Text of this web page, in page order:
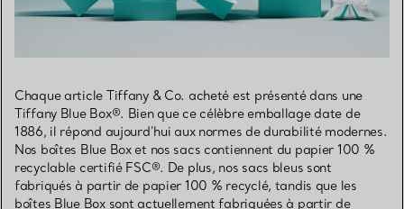
Chaque article Tiffany & Co. acheté est présenté dans une
Tiffany Blue Box®. Bien que ce célèbre emballage date de
1886, il répond aujourd’hui aux normes de durabilité modernes.
Nos boîtes Blue Box et nos sacs contiennent du papier 100 %
recyclable certifié FSC®. De plus, nos sacs bleus sont
fabriqués à partir de papier 100 % recyclé, tandis que les
boîtes Blue Box sont actuellement fabriquées à partir de